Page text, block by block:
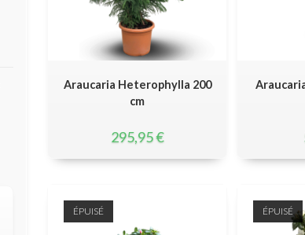
Araucaria Heterophylla 200
cm
295,95€
ÉPUISÉ ÉPUISÉ